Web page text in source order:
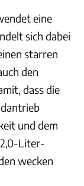
eine
sich dabei
starren
den
dass die
und dem
Liter-
wecken